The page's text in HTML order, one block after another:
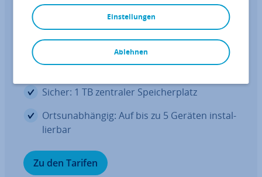
Excel mit Microsoft 365 Business von IONOS!
Ver­netz­tes Arbeiten mit Microsoft
365
Bewährt: Voll­stän­di­ges Office-Paket
Sicher: 1 TB zentraler Spei­cher­platz
Orts­un­ab­hän­gig: Auf bis zu 5 Geräten in­stal­
lier­bar
Zu den Tarifen
Ablehnen
Einstellungen